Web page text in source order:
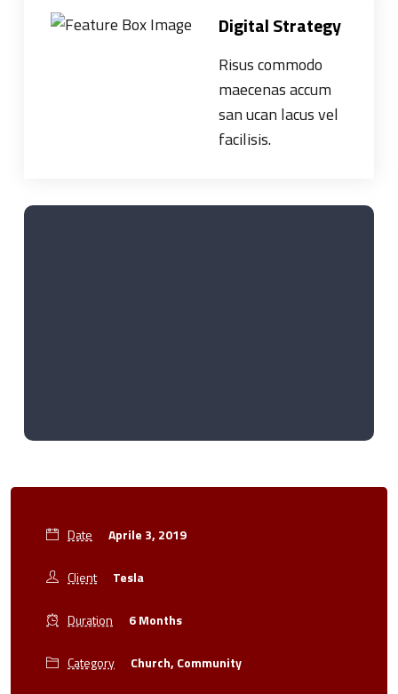
Digital Strategy
Risus commodo
maecenas accum
san ucan lacus vel
facilisis.
Date Aprile 3, 2019
Client Tesla
Duration 6 Months
Category Church, Community